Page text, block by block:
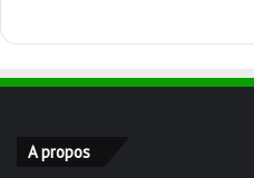
A propos